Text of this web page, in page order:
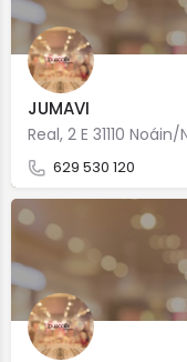
JUMAVI
Real, 2 E 31110
629 530 120